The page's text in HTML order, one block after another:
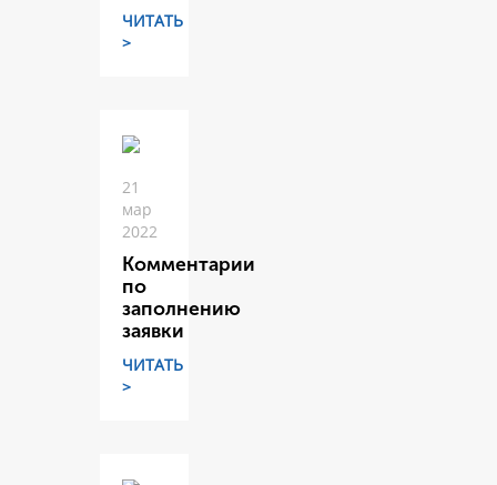
ЧИТАТЬ
>
21
мар
2022
Комментарии
по
заполнению
заявки
ЧИТАТЬ
>